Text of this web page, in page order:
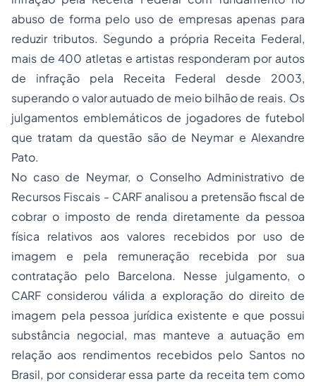
abuso de forma pelo uso de empresas apenas para
reduzir tributos. Segundo a própria Receita Federal,
mais de 400 atletas e artistas responderam por autos
de infração pela Receita Federal desde 2003,
superando o valor autuado de meio bilhão de reais. Os
julgamentos emblemáticos de jogadores de futebol
que tratam da questão são de Neymar e Alexandre
Pato.
No caso de Neymar, o Conselho Administrativo de
Recursos Fiscais - CARF analisou a pretensão fiscal de
cobrar o imposto de renda diretamente da pessoa
física relativos aos valores recebidos por uso de
imagem e pela remuneração recebida por sua
contratação pelo Barcelona. Nesse julgamento, o
CARF considerou válida a exploração do direito de
imagem pela pessoa jurídica existente e que possui
substância negocial, mas manteve a autuação em
relação aos rendimentos recebidos pelo Santos no
Brasil, por considerar essa parte da receita tem como